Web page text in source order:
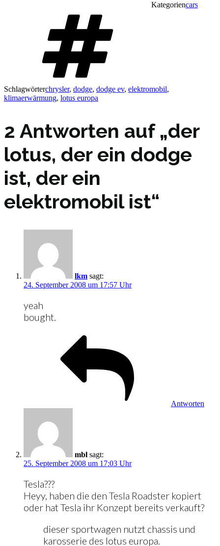
Kategoriencars
Schlagwörterchrysler, dodge, dodge ev, elektromobil,
klimaerwärmung, lotus europa
2 Antworten auf „der
lotus, der ein dodge
ist, der ein
elektromobil ist“
lkm sagt:
24. September 2008 um 17:57 Uhr
yeah
bought.
Antworten
mbl sagt:
25. September 2008 um 17:03 Uhr
Tesla???
Heyy, haben die den Tesla Roadster kopiert
oder hat Tesla ihr Konzept bereits verkauft?
dieser sportwagen nutzt chassis und
karosserie des lotus europa.